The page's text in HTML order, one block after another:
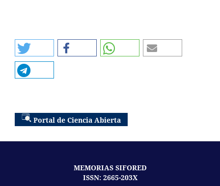
Portal de Ciencia Abierta
MEMORIAS SIFORED
ISSN: 2665-203X